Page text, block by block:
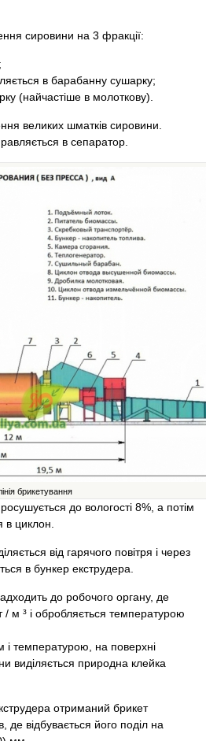
сировини на 3 фракції:
в барабанну сушарку;
(найчастіше в молоткову).
великих шматків сировини.
в сепаратор.
брикетування
до вологості 8%, а потім
в циклон.
від гарячого повітря і через
в бункер екструдера.
до робочого органу, де
/ м ³ і обробляється температурою
і температурою, на поверхні
виділяється природна клейка
отриманий брикет
де відбувається його поділ на